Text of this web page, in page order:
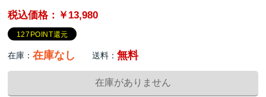
税込価格：￥13,980
127POINT還元
在庫：在庫なし 送料：無料